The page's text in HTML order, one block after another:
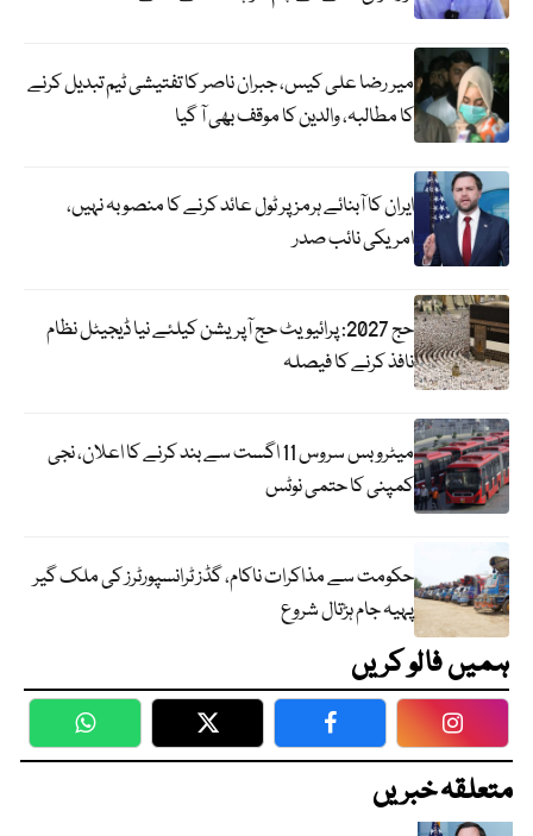
میر رضا علی کیس، جبران ناصر کا تفتیشی ٹیم تبدیل کرنے
کا مطالبہ، والدین کا موقف بھی آ گیا
ایران کا آبنائے ہرمز پر ٹول عائد کرنے کا منصوبہ نہیں،
امریکی نائب صدر
حج 2027: پرائیویٹ حج آپریشن کیلئے نیا ڈیجیٹل نظام
نافذ کرنے کا فیصلہ
میٹرو بس سروس 11 اگست سے بند کرنے کا اعلان، نجی
کمپنی کا حتمی نوٹس
حکومت سے مذاکرات ناکام، گڈز ٹرانسپورٹرز کی ملک گیر
پہیہ جام ہڑتال شروع
ہمیں فالو کریں
WhatsApp Twitter Facebook
متعلقہ خبریں